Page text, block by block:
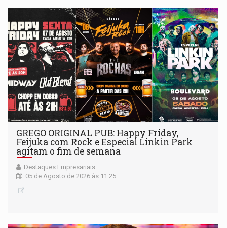
GREGO ORIGINAL PUB: Happy Friday,
Feijuka com Rock e Especial Linkin Park
agitam o fim de semana
Destaques Empresariais
05 de Agosto de 2026 às 11:25